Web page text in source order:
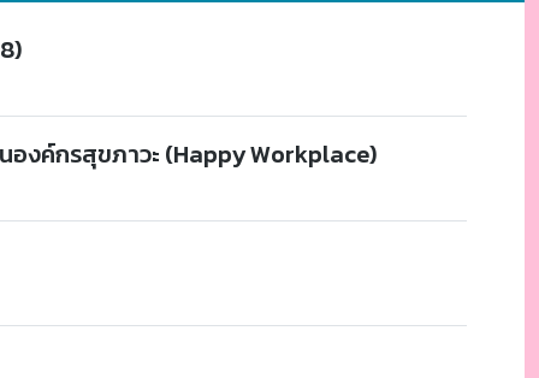
องค์กรสุขภาวะ (Happy Workplace)